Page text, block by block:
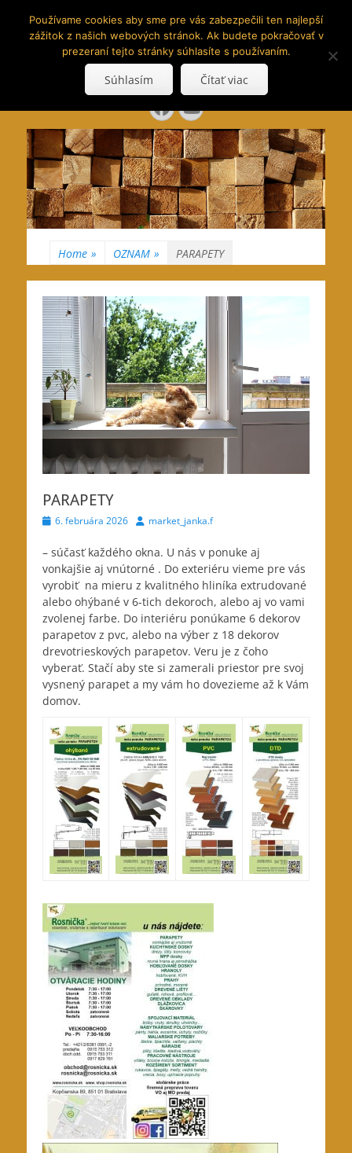
www.hranoly.sk
…kus prírody priamo k Vám
Search
Facebook
YouTube
Home » OZNAM » PARAPETY
PARAPETY
Posted
6. februára 2026 Authormarket_janka.f
– súčasť každého okna. U nás v ponuke aj
vonkajšie aj vnútorné . Do exteriéru vieme pre vás
vyrobiť na mieru z kvalitného hliníka extrudované
alebo ohýbané v 6-tich dekoroch, alebo aj vo vami
zvolenej farbe. Do interiéru ponúkame 6 dekorov
parapetov z pvc, alebo na výber z 18 dekorov
drevotrieskových parapetov. Veru je z čoho
vyberať. Stačí aby ste si zamerali priestor pre svoj
vysnený parapet a my vám ho dovezieme až k Vám
domov.
Používame cookies aby sme pre vás zabezpečili ten najlepší
zážitok z našich webových stránok. Ak budete pokračovať v
prezeraní tejto stránky súhlasíte s používaním.
Súhlasím Čítať viac